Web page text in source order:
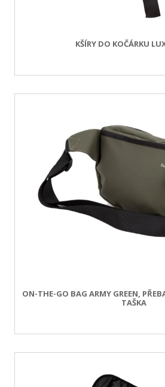
KŠÍRY DO KOČÁRKU
ON-THE-GO BAG ARMY GREEN,
TAŠKA